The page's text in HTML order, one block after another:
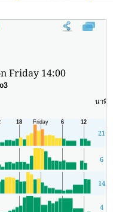
ดัชนีคุณภาพอากาศ
Friday 14:00
o3
นาที
21
6
14
4